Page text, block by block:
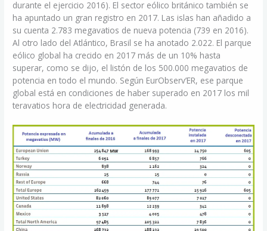
durante el ejercicio 2016). El sector eólico británico también se
ha apuntado un gran registro en 2017. Las islas han añadido a
su cuenta 2.783 megavatios de nueva potencia (739 en 2016).
Al otro lado del Atlántico, Brasil se ha anotado 2.022. El parque
eólico global ha crecido en 2017 más de un 10% hasta
superar, como se dijo, el listón de los 500.000 megavatios de
potencia en todo el mundo. Según EurObserv’ER, ese parque
global está en condiciones de haber superado en 2017 los mil
teravatios hora de electricidad generada.